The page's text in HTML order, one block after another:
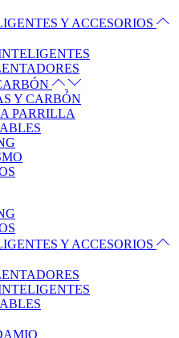
Y ACCESORIOS
Y CARBÓN
PARRILLA
Y ACCESORIOS